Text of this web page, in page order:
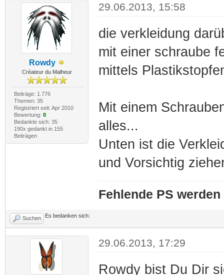
Rowdy
Créateur du Malheur
Beiträge: 1.776
Themen: 35
Registriert seit: Apr 2010
Bewertung: 8
Bedankte sich: 35
190x gedankt in 155
Beiträgen
29.06.2013, 15:58
die verkleidung
mit einer schraube
mittels
Mit einem
alles...
Unten ist die
und Vorsichtig
Fehlende PS
Suchen Es bedanken sich:
29.06.2013, 17:29
Rowdy bist Du Dir